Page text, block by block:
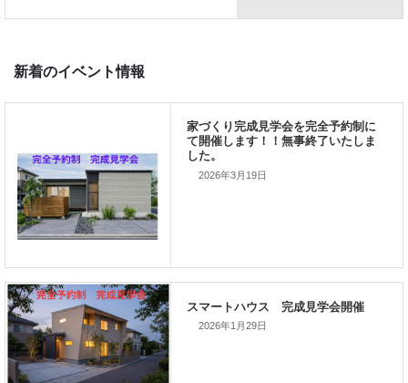
家づくりこぼれ話！
新着のイベント情報
2026年3月19日
2026年1月29日